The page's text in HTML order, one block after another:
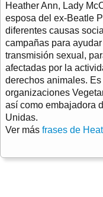
Heather Ann, Lady
esposa del ex-Beatle
diferentes causas
campañas para
transmisión sexual,
afectadas por la
derechos animales.
organizaciones
así como embajadora
Unidas.
Ver más frases de